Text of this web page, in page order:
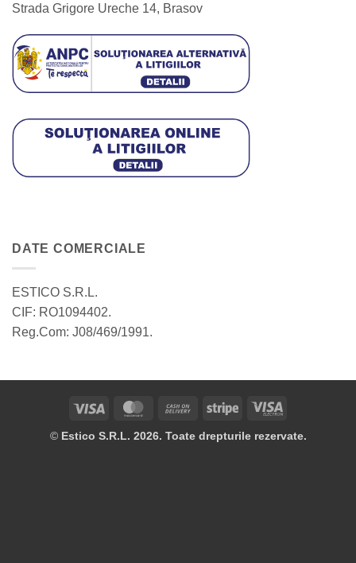
Strada Grigore Ureche 14, Brasov
DATE COMERCIALE
ESTICO S.R.L.
CIF: RO1094402.
Reg.Com: J08/469/1991.
Visa MasterCardCash
Delivery
Stripe
Visa
© Estico S.R.L. 2026. Toate drepturile rezervate.